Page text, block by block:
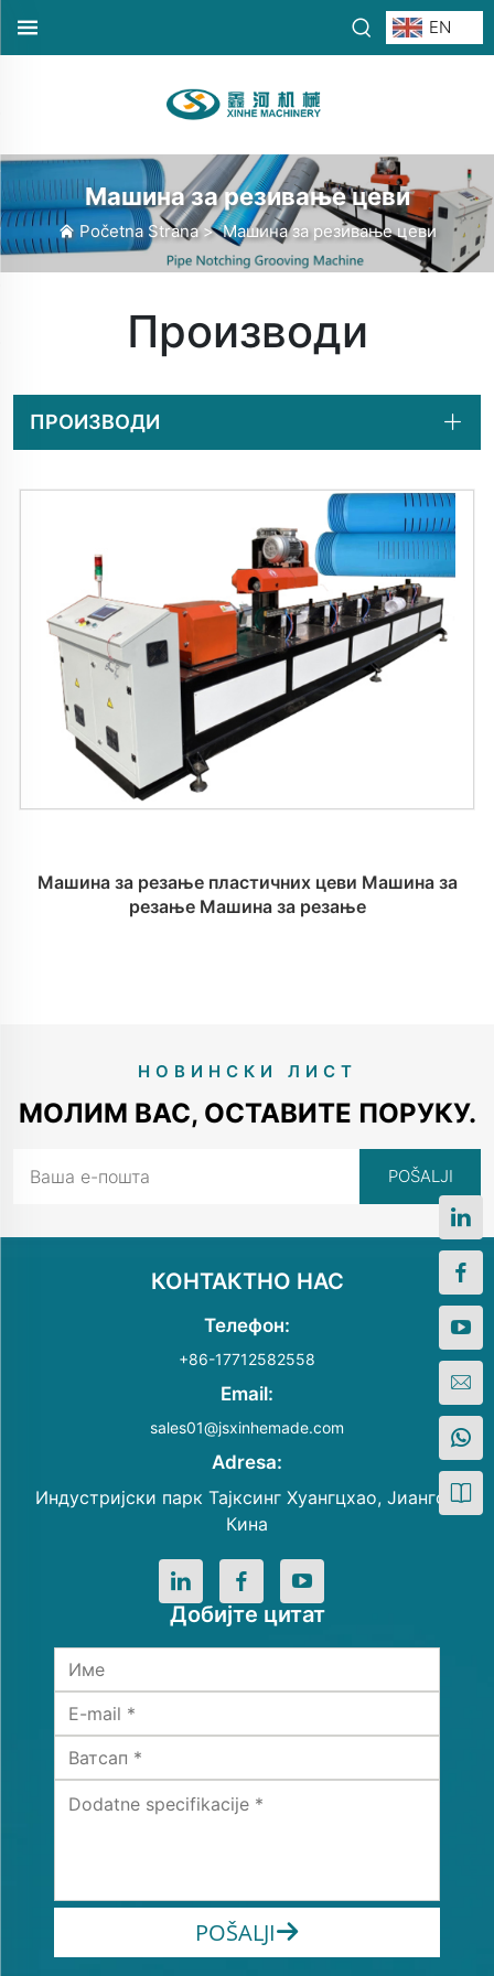
EN
Машина за резивање цеви
Početna Strana>Машина за резивање цеви
Производи
ПРОИЗВОДИ
Машина за резање пластичних цеви Машина за
резање Машина за резање
НОВИНСКИ ЛИСТ
МОЛИМ ВАС, ОСТАВИТЕ ПОРУКУ.
КОНТАКТНО НАС
Телефон:
+86-17712582558
Email:
sales01@jsxinhemade.com
Adresa:
Индустријски парк Тајксинг Хуангцхао, Јиангсу,
Кина
Добијте цитат
POŠALJI